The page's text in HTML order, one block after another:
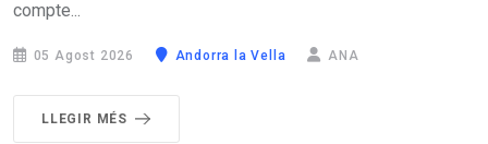
compte...
05 Agost 2026 Andorra la Vella ANA
LLEGIR MÉS